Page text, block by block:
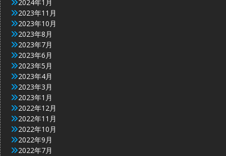
2024年1月
2023年11月
2023年10月
2023年8月
2023年7月
2023年6月
2023年5月
2023年4月
2023年3月
2023年1月
2022年12月
2022年11月
2022年10月
2022年9月
2022年7月